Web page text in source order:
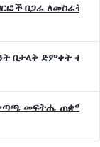
በጋራ ለመስራት
በታላቅ ድምቀት
መፍትሔ ጠቋሚ